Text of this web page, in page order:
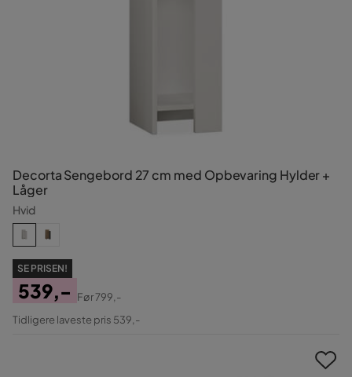
Decorta Sengebord 27 cm med Opbevaring Hylder +
Låger
Hvid
SE PRISEN!
Pris
539,-
Original
Før799,-
Tidligere laveste pris 539,-